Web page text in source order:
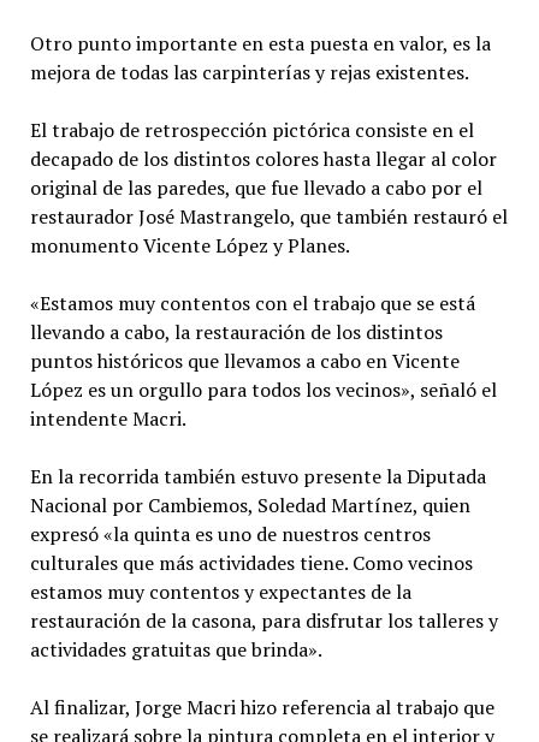
Otro punto importante en esta puesta en valor, es la
mejora de todas las carpinterías y rejas existentes.
El trabajo de retrospección pictórica consiste en el
decapado de los distintos colores hasta llegar al color
original de las paredes, que fue llevado a cabo por el
restaurador José Mastrangelo, que también restauró el
monumento Vicente López y Planes.
«Estamos muy contentos con el trabajo que se está
llevando a cabo, la restauración de los distintos
puntos históricos que llevamos a cabo en Vicente
López es un orgullo para todos los vecinos», señaló el
intendente Macri.
En la recorrida también estuvo presente la Diputada
Nacional por Cambiemos, Soledad Martínez, quien
expresó «la quinta es uno de nuestros centros
culturales que más actividades tiene. Como vecinos
estamos muy contentos y expectantes de la
restauración de la casona, para disfrutar los talleres y
actividades gratuitas que brinda».
Al finalizar, Jorge Macri hizo referencia al trabajo que
se realizará sobre la pintura completa en el interior y